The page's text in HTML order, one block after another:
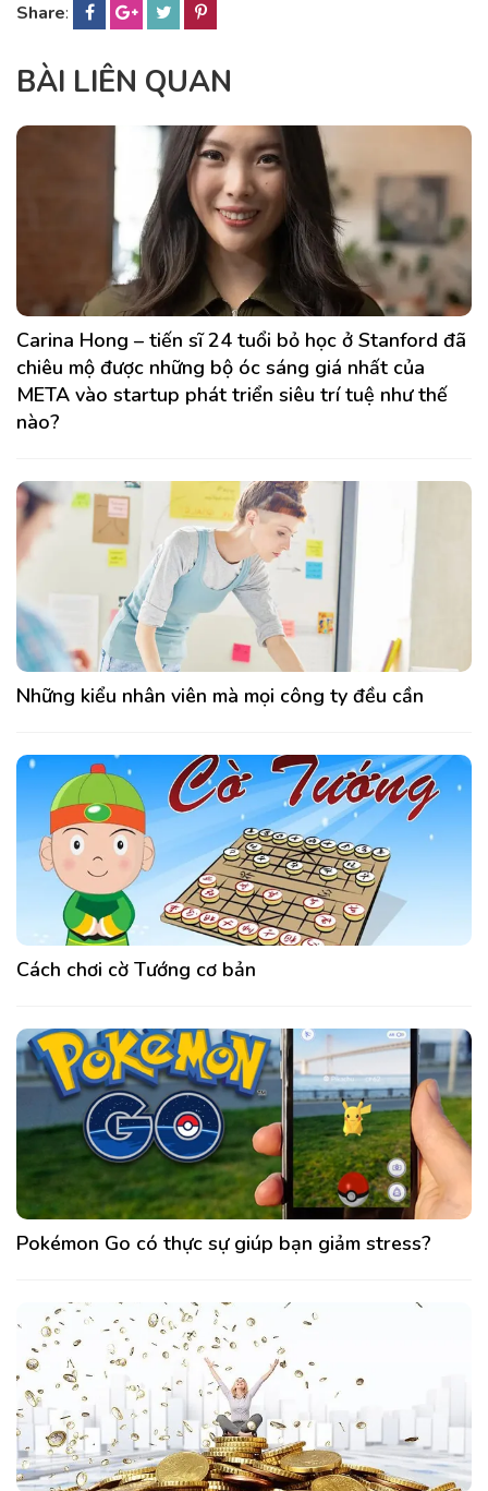
Share:
BÀI LIÊN QUAN
Carina Hong – tiến sĩ 24 tuổi bỏ học ở Stanford đã
chiêu mộ được những bộ óc sáng giá nhất của
META vào startup phát triển siêu trí tuệ như thế
nào?
Những kiểu nhân viên mà mọi công ty đều cần
Cách chơi cờ Tướng cơ bản
Pokémon Go có thực sự giúp bạn giảm stress?